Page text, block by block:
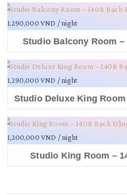
1,290,000 VND / night
Studio Balcony Room
1,290,000 VND / night
Studio Deluxe King
1,200,000 VND / night
Studio King Room –